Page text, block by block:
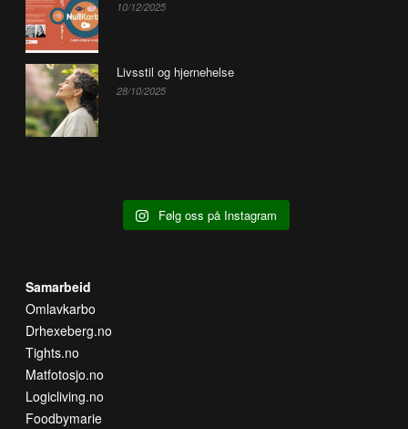
10/12/2025
Livsstil og hjernehelse
28/10/2025
Følg oss på Instagram
Samarbeid
Omlavkarbo
Drhexeberg.no
Tights.no
Matfotosjo.no
Logicliving.no
Foodbymarie